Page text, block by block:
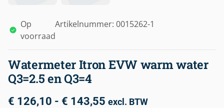
Op
voorraad
Artikelnummer: 0015262-1
Watermeter Itron EVW warm water
Q3=2.5 en Q3=4
€ 126,10 - € 143,55 excl. BTW